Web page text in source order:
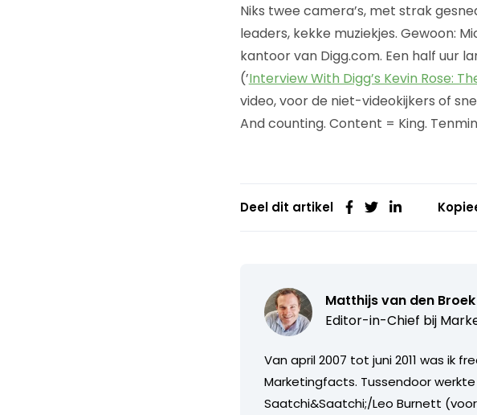
Niks twee camera’s, met strak
leaders, kekke muziekjes. Gewoon:
kantoor van Digg.com. Een half uur
(’Interview With Digg’s Kevin Rose:
video, voor de niet-videokijkers of
And counting. Content = King.
Deel dit artikel
Matthijs van den Broek
Editor-in-Chief bij
Van april 2007 tot juni 2011 was
Marketingfacts. Tussendoor werkte
Saatchi&Saatchi;/Leo Burnett